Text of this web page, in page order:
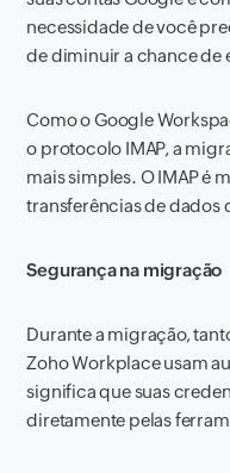
necessidade de você
de diminuir a chance de
Como o Google
o protocolo IMAP, a
mais simples. O IMAP é
transferências de dados
Segurança na migração
Durante a migração,
Zoho Workplace usam
significa que suas
diretamente pelas